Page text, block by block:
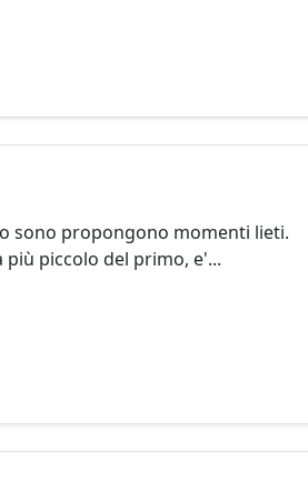
sono propongono momenti lieti.
piccolo del primo, e'...